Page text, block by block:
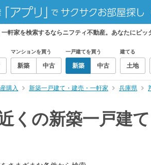
一軒家を検索するならニフティ不動産。あなたにピッ
マンションを買う
新築 中古
一戸建てを買う
新築 中古
建てる
土地
購入 新築一戸建て・建売・一軒家 兵庫県
近くの新築一戸建